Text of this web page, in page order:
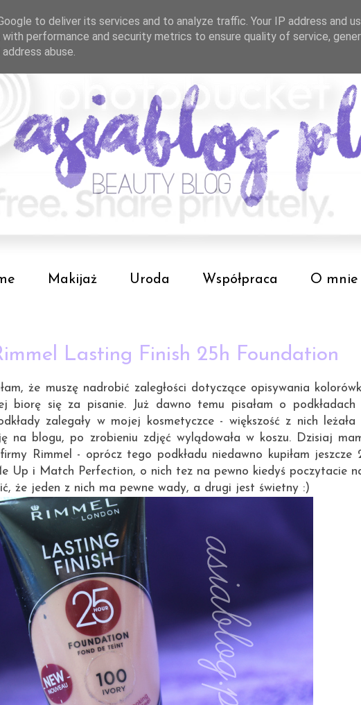
Makijaż Uroda Współpraca O mnie
Lasting Finish 25h Foundation
że muszę nadrobić zaległości dotyczące opisywania
biorę się za pisanie. Już dawno temu pisałam o podkładach
zalegały w mojej kosmetyczce - większość z nich leżała
na blogu, po zrobieniu zdjęć wylądowała w koszu. Dzisiaj
Rimmel - oprócz tego podkładu niedawno kupiłam jeszcze
Up i Match Perfection, o nich tez na pewno kiedyś poczytacie
że jeden z nich ma pewne wady, a drugi jest świetny :)
to deliver its services and to analyze traffic. Your IP address and
with performance and security metrics to ensure quality of service,
abuse.